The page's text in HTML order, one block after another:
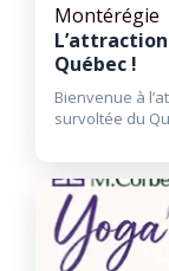
Montérégie
Québec !
Bienvenue à
survoltée du